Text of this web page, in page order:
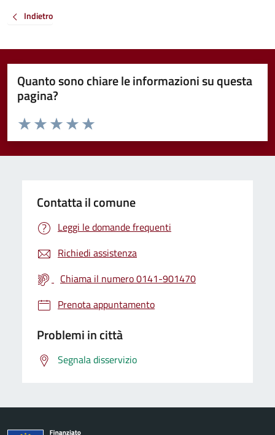
Indietro
Quanto sono chiare le informazioni su questa
pagina?
Valuta da 1 a 5 stelle la pagina
Valuta 5 stelle su 5
Valuta 4 stelle su 5
Valuta 3 stelle su 5
Valuta 2 stelle su 5
Valuta 1 stelle su 5
Contatta il comune
Leggi le domande frequenti
Richiedi assistenza
Chiama il numero 0141-901470
Prenota appuntamento
Problemi in città
Segnala disservizio